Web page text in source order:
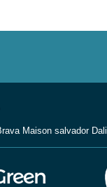
Maison salvador Dali